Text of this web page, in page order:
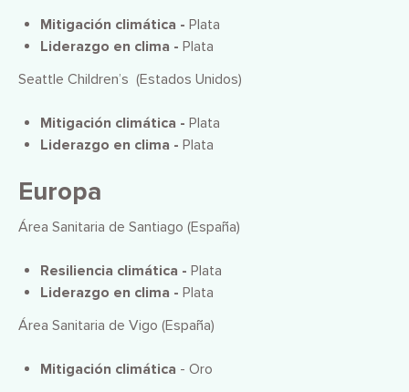
Mitigación climática - Plata
Liderazgo en clima - Plata
Seattle Children’s (Estados Unidos)
Mitigación climática - Plata
Liderazgo en clima - Plata
Europa
Área Sanitaria de Santiago (España)
Resiliencia climática - Plata
Liderazgo en clima - Plata
Área Sanitaria de Vigo (España)
Mitigación climática - Oro